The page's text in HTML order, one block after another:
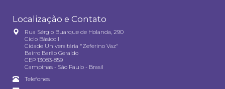
Localização e Contato
Rua Sérgio Buarque de Holanda, 290
Ciclo Básico II
Cidade Universitária "Zeferino Vaz"
Bairro Barão Geraldo
CEP 13083-859
Campinas - São Paulo - Brasil
Telefones